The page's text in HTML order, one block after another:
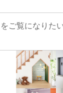
ご覧になりた